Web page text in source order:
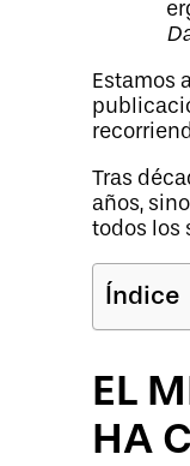
Estamos
Tras
años,
todos los
Índice
EL
HA